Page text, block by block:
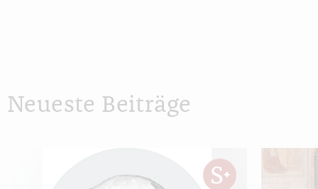
Neueste Beiträge